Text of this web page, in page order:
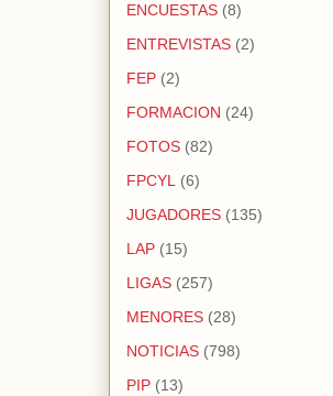
ENCUESTAS (8)
ENTREVISTAS (2)
FEP (2)
FORMACION (24)
FOTOS (82)
FPCYL (6)
JUGADORES (135)
LAP (15)
LIGAS (257)
MENORES (28)
NOTICIAS (798)
PIP (13)